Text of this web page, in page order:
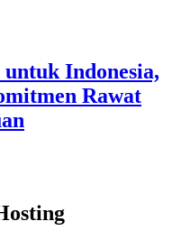
Indonesia,
Rawat